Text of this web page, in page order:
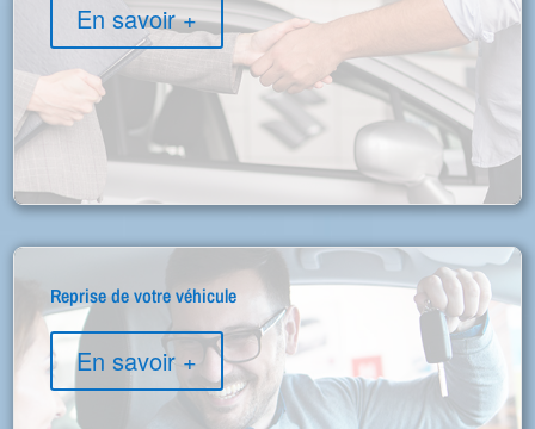
En savoir +
Reprise de votre véhicule
En savoir +